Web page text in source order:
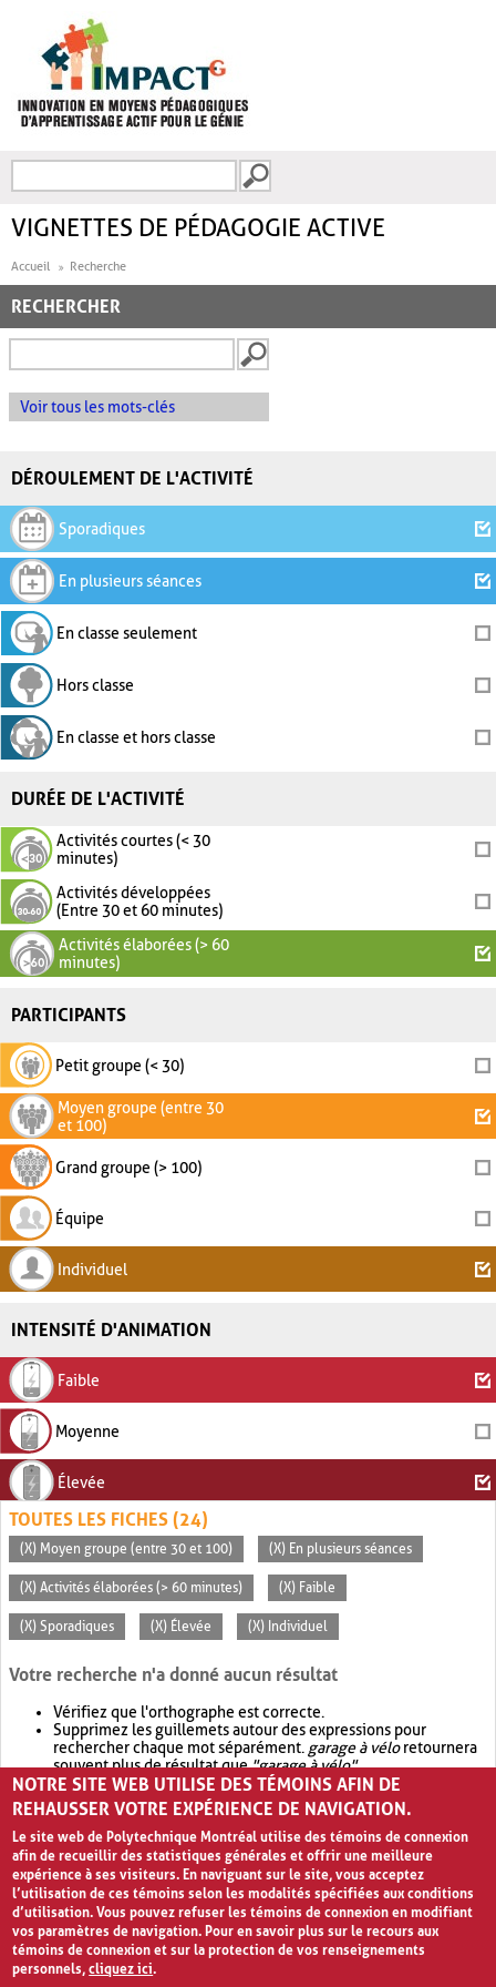
FORMULAIRE DE
VIGNETTES DE PÉDAGOGIE ACTIVE
Accueil Recherche
RECHERCHER
Voir tous les mots-clés
DÉROULEMENT DE L'ACTIVITÉ
Sporadiques
En plusieurs séances
En classe seulement
Hors classe
En classe et hors classe
DURÉE DE L'ACTIVITÉ
Activités courtes (< 30
minutes)
Activités développées
(Entre 30 et 60 minutes)
Activités élaborées (> 60
minutes)
PARTICIPANTS
Petit groupe (< 30)
Moyen groupe (entre 30
et 100)
Grand groupe (> 100)
Équipe
Individuel
INTENSITÉ D'ANIMATION
Faible
Moyenne
Élevée
TOUTES LES FICHES (24)
(X) Moyen groupe (entre 30 et 100) (X) En plusieurs séances
(X) Activités élaborées (> 60 minutes) (X) Faible
(X) Sporadiques (X) Élevée (X) Individuel
Votre recherche n'a donné aucun résultat
Vérifiez que l'orthographe est correcte.
Supprimez les guillemets autour des expressions pour
rechercher chaque mot séparément. garage à véloretournera
souvent plus de résultat que"garage à vélo".
Envisagez d'élargir votre recherche avec OR.garage OR vélo
retournera souvent plus de résultat quegarage à vélo
NOTRE SITE WEB UTILISE DES TÉMOINS AFIN DE
REHAUSSER VOTRE EXPÉRIENCE DE NAVIGATION.
Le site web de Polytechnique Montréal utilise des témoins de connexion
afin de recueillir des statistiques générales et offrir une meilleure
expérience à ses visiteurs. En naviguant sur le site, vous acceptez
l’utilisation de ces témoins selon les modalités spécifiées aux conditions
d’utilisation. Vous pouvez refuser les témoins de connexion en modifiant
vos paramètres de navigation. Pour en savoir plus sur le recours aux
témoins de connexion et sur la protection de vos renseignements
personnels,cliquez ici.